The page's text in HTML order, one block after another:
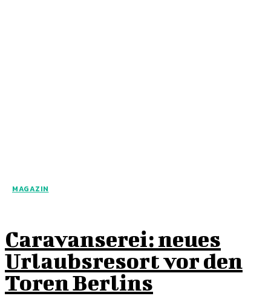
MAGAZIN
Caravanserei: neues
Urlaubsresort vor den
Toren Berlins